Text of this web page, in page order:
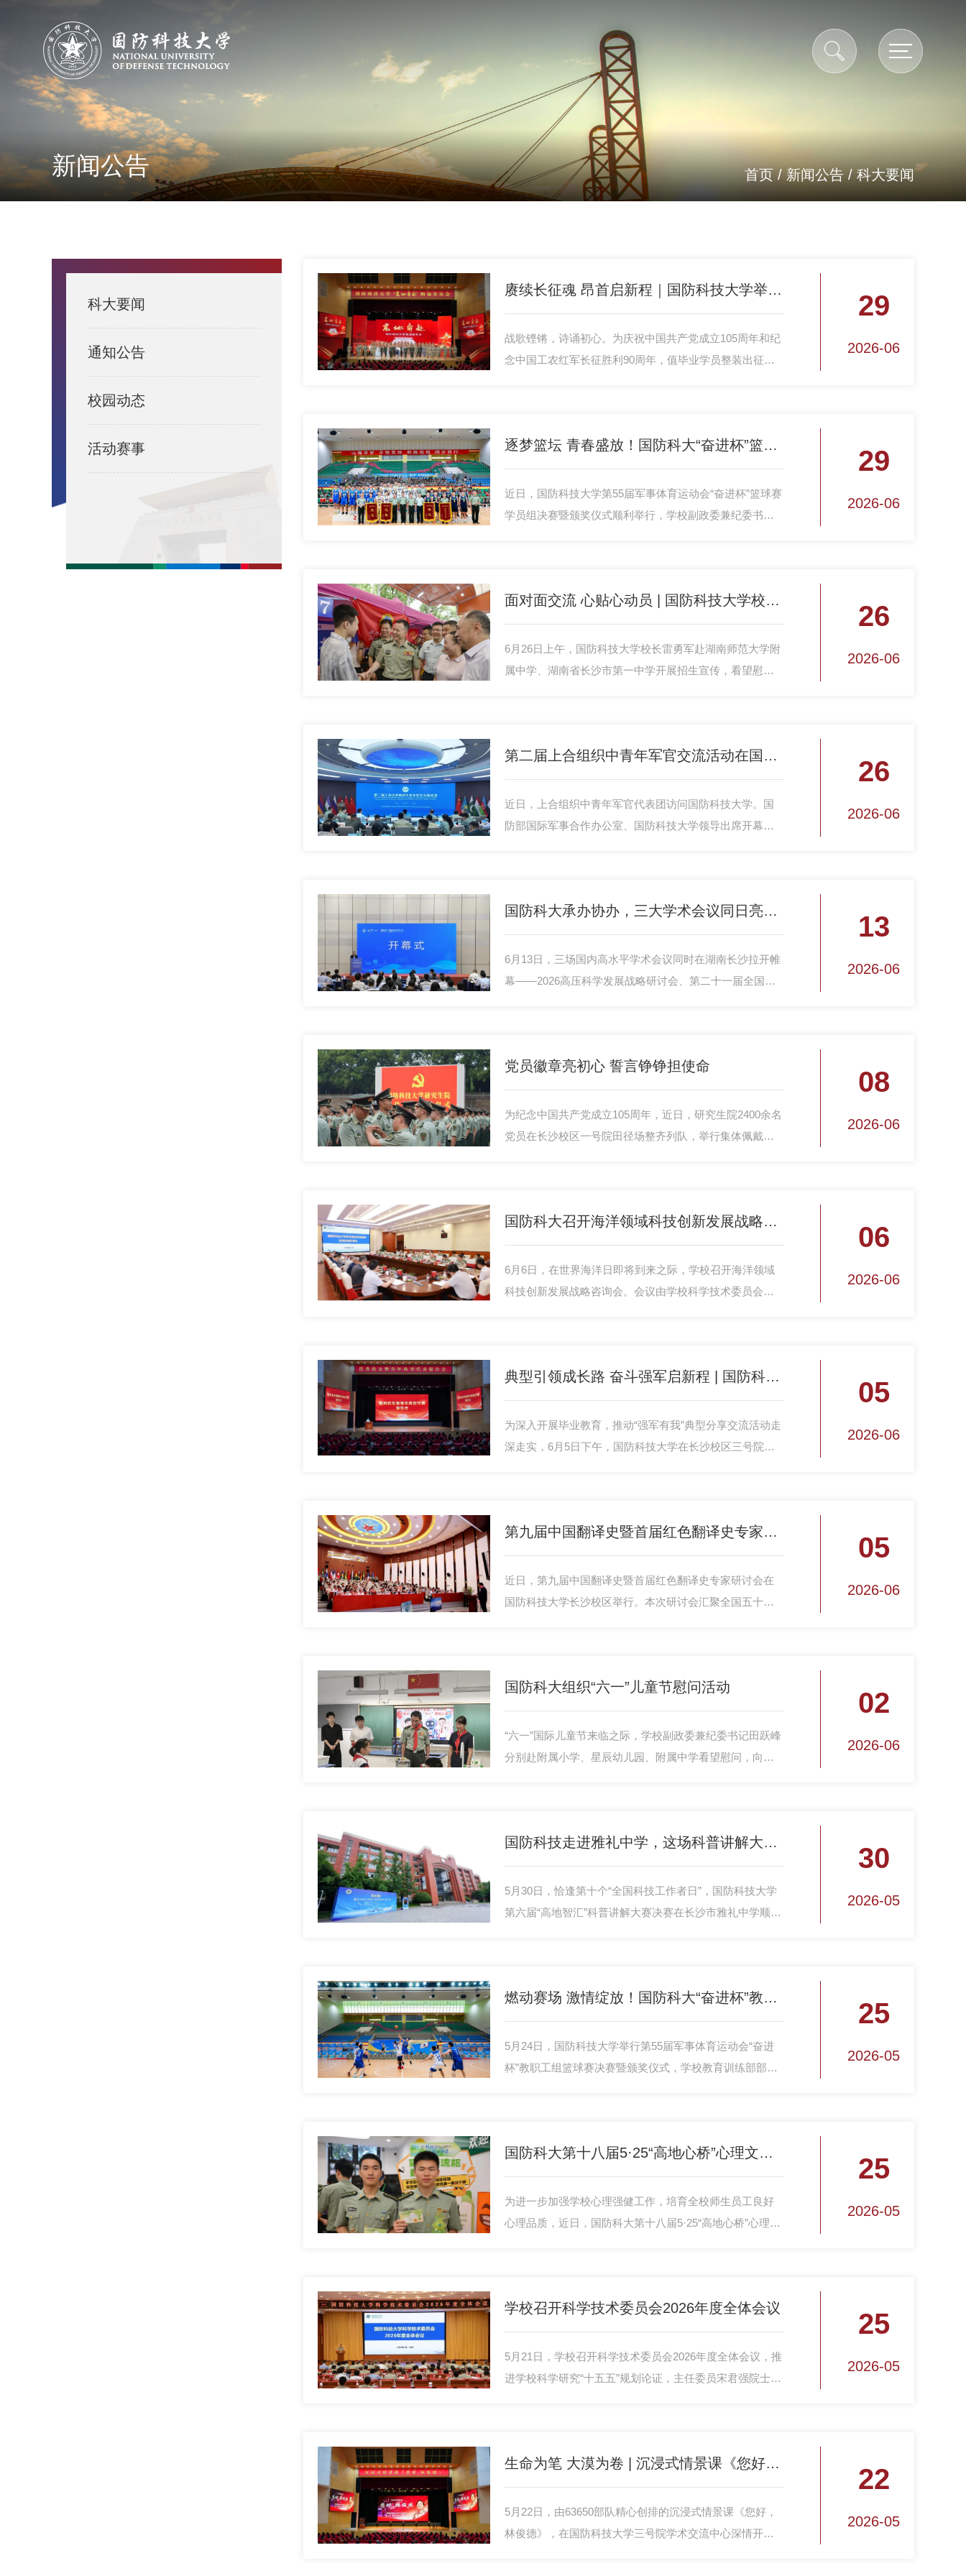
新闻公告 首页/新闻公告/科大要闻
科大要闻
通知公告
校园动态
活动赛事
赓续长征魂 昂首启新程｜国防科技大学举办“高地奔赴”朗诵音乐会
战歌铿锵，诗诵初心。为庆祝中国共产党成立105周年和纪
念中国工农红军长征胜利90周年，值毕业学员整装出征之
大课。 学校政委张战出席。
29
2026-06
逐梦篮坛 青春盛放！国防科大“奋进杯”篮球赛圆满收官
近日，国防科技大学第55届军事体育运动会“奋进杯”篮球赛
学员组决赛暨颁奖仪式顺利举行，学校副政委兼纪委书记
29
2026-06
面对面交流 心贴心动员 | 国防科技大学校长雷勇军深入中学开展招生宣传
6月26日上午，国防科技大学校长雷勇军赴湖南师范大学附
属中学、湖南省长沙市第一中学开展招生宣传，看望慰问
26
2026-06
第二届上合组织中青年军官交流活动在国防科技大学启动
近日，上合组织中青年军官代表团访问国防科技大学。国
防部国际军事合作办公室、国防科技大学领导出席开幕式
26
2026-06
国防科大承办协办，三大学术会议同日亮相长沙！
6月13日，三场国内高水平学术会议同时在湖南长沙拉开帷
幕——2026高压科学发展战略研讨会、第二十一届全国激
13
2026-06
党员徽章亮初心 誓言铮铮担使命
为纪念中国共产党成立105周年，近日，研究生院2400余名
党员在长沙校区一号院田径场整齐列队，举行集体佩戴党
08
2026-06
国防科大召开海洋领域科技创新发展战略咨询会
6月6日，在世界海洋日即将到来之际，学校召开海洋领域
科技创新发展战略咨询会。会议由学校科学技术委员会主
06
2026-06
典型引领成长路 奋斗强军启新程 | 国防科大举行优秀校友暨青年典型代表报告会
为深入开展毕业教育，推动“强军有我”典型分享交流活动走
深走实，6月5日下午，国防科技大学在长沙校区三号院学
会。
05
2026-06
第九届中国翻译史暨首届红色翻译史专家研讨会在国防科大成功举办
近日，第九届中国翻译史暨首届红色翻译史专家研讨会在
国防科技大学长沙校区举行。本次研讨会汇聚全国五十余
05
2026-06
国防科大组织“六一”儿童节慰问活动
“六一”国际儿童节来临之际，学校副政委兼纪委书记田跃峰
分别赴附属小学、星辰幼儿园、附属中学看望慰问，向孩
02
2026-06
国防科技走进雅礼中学，这场科普讲解大赛燃起来了！
5月30日，恰逢第十个“全国科技工作者日”，国防科技大学
第六届“高地智汇”科普讲解大赛决赛在长沙市雅礼中学顺利
30
2026-05
燃动赛场 激情绽放！国防科大“奋进杯”教职工组篮球赛圆满落幕
5月24日，国防科技大学举行第55届军事体育运动会“奋进
杯”教职工组篮球赛决赛暨颁奖仪式，学校教育训练部部长
25
2026-05
国防科大第十八届5·25“高地心桥”心理文化月正式开幕
为进一步加强学校心理强健工作，培育全校师生员工良好
心理品质，近日，国防科大第十八届5·25“高地心桥”心理文
指导中心组织。
25
2026-05
学校召开科学技术委员会2026年度全体会议
5月21日，学校召开科学技术委员会2026年度全体会议，推
进学校科学研究“十五五”规划论证，主任委员宋君强院士主
25
2026-05
生命为笔 大漠为卷 | 沉浸式情景课《您好，林俊德》在国防科大深情开讲
5月22日，由63650部队精心创排的沉浸式情景课《您好，
林俊德》，在国防科技大学三号院学术交流中心深情开
22
2026-05